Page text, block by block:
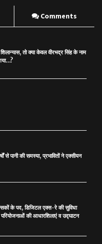
Comments
तो क्या केवल वीरभद्र सिंह के नाम
से पानी की समस्या, प्रभावितों ने एक्सीयन
के पद, डिजिटल एक्स-रे की सुविधा
की आधारशिलाएं व उद्घाटन